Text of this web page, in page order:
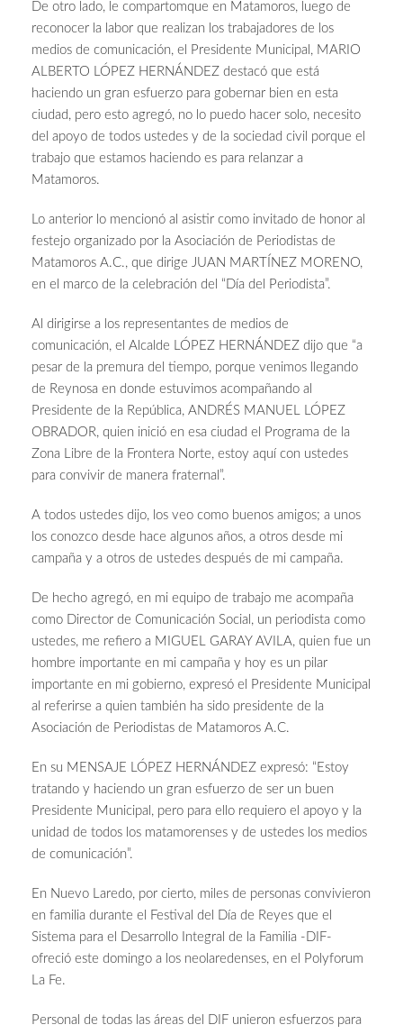
De otro lado, le compartomque en Matamoros, luego de
reconocer la labor que realizan los trabajadores de los
medios de comunicación, el Presidente Municipal, MARIO
ALBERTO LÓPEZ HERNÁNDEZ destacó que está
haciendo un gran esfuerzo para gobernar bien en esta
ciudad, pero esto agregó, no lo puedo hacer solo, necesito
del apoyo de todos ustedes y de la sociedad civil porque el
trabajo que estamos haciendo es para relanzar a
Matamoros.
Lo anterior lo mencionó al asistir como invitado de honor al
festejo organizado por la Asociación de Periodistas de
Matamoros A.C., que dirige JUAN MARTÍNEZ MORENO,
en el marco de la celebración del “Día del Periodista”.
Al dirigirse a los representantes de medios de
comunicación, el Alcalde LÓPEZ HERNÁNDEZ dijo que “a
pesar de la premura del tiempo, porque venimos llegando
de Reynosa en donde estuvimos acompañando al
Presidente de la República, ANDRÉS MANUEL LÓPEZ
OBRADOR, quien inició en esa ciudad el Programa de la
Zona Libre de la Frontera Norte, estoy aquí con ustedes
para convivir de manera fraternal”.
A todos ustedes dijo, los veo como buenos amigos; a unos
los conozco desde hace algunos años, a otros desde mi
campaña y a otros de ustedes después de mi campaña.
De hecho agregó, en mi equipo de trabajo me acompaña
como Director de Comunicación Social, un periodista como
ustedes, me refiero a MIGUEL GARAY AVILA, quien fue un
hombre importante en mi campaña y hoy es un pilar
importante en mi gobierno, expresó el Presidente Municipal
al referirse a quien también ha sido presidente de la
Asociación de Periodistas de Matamoros A.C.
En su MENSAJE LÓPEZ HERNÁNDEZ expresó: “Estoy
tratando y haciendo un gran esfuerzo de ser un buen
Presidente Municipal, pero para ello requiero el apoyo y la
unidad de todos los matamorenses y de ustedes los medios
de comunicación”.
En Nuevo Laredo, por cierto, miles de personas convivieron
en familia durante el Festival del Día de Reyes que el
Sistema para el Desarrollo Integral de la Familia -DIF-
ofreció este domingo a los neolaredenses, en el Polyforum
La Fe.
Personal de todas las áreas del DIF unieron esfuerzos para